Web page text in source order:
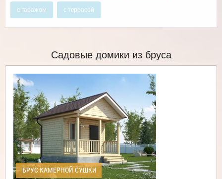
с гаражом с террасой
Садовые домики из бруса
БРУС КАМЕРНОЙ СУШКИ